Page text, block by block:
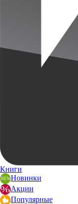
Книги
Новинки
Акции
Популярные